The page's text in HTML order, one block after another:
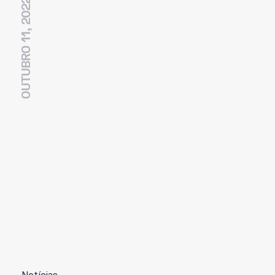
OUTUBRO 11, 2022